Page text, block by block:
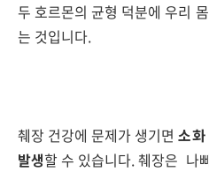
두 호르몬의 균형 덕분에 우리
는 것입니다.
췌장 건강에 문제가 생기면소화
발생할 수 있습니다. 췌장은 나